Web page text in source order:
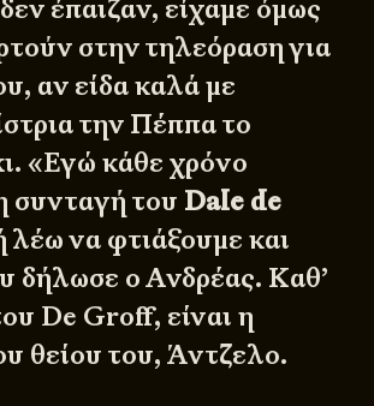
έπαιζαν, είχαμε όμως
στην τηλεόραση για
αν είδα καλά με
την Πέππα το
«Εγώ κάθε χρόνο
συνταγή του Dale de
λέω να φτιάξουμε και
δήλωσε ο Ανδρέας. Καθ’
De Groff, είναι η
θείου του, Άντζελο.